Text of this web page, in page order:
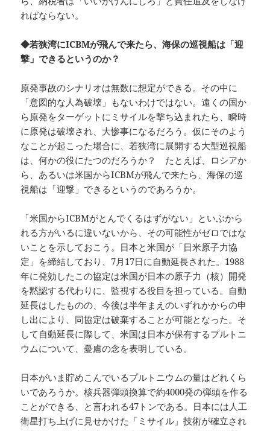
ればならない。
◆若狭湾にICBMが飛んで来たら、海保の巡視船は「迎
撃」できるというのか？
原発事故のシナリオは無数に想定ができる。その中に
「意図的な人為破壊」もないわけではない。遠くの国か
ら原発をターゲットにミサイルを撃ち込まれたら、瞬時
に原発は破壊され、大惨事になるだろう。仮にそのよう
なことが起こった場合に、若狭湾に展開する大型巡視船
は、何かの役にたつのだろうか？ たとえば、ロシアか
ら、あるいは米国からICBMが飛んで来たら、海保の巡
視船は「迎撃」できるというのであろうか。
「米国からICBMがとんでくるはずがない」といぶから
れる方がいるに違いないから、その可能性がゼロではな
いことを示しておこう。日本と米国が「日米原子力協
定」を締結しており、7月17日に自動延長された。1988
年に発効したこの協定は米国が日本の原子力（核）開発
を黙認する代わりに、監視する役目を担っている。自動
延長はしたものの、今後は半年まえのいずれかからの申
し出により、同協定は破棄することが可能となった。そ
して自動延長に際して、米国は日本が保有するプルトニ
ウムについて、憂慮の念を表明している。
日本がいま貯めこんでいるプルトニウムの量はどれくら
いであろうか。核兵器弾頭換算で約4000発の弾頭を作る
ことができる、と言われる47トンである。日本には人工
衛星打ち上げに見せかけた「ミサイル」技術が確立され